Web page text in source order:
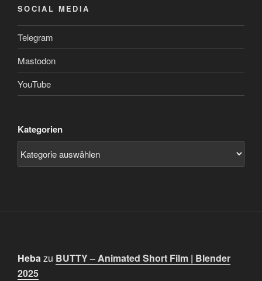
SOCIAL MEDIA
Telegram
Mastodon
YouTube
Kategorien
Hebazu BUTTY – Animated Short Film | Blender
2025